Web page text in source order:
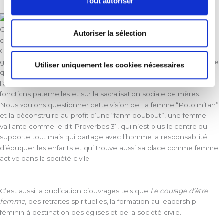
Autoriser la sélection
Utiliser uniquement les cookies nécessaires
C’est l’occasion de mener ensemble la réflexion sur la
contribution spécifique des femmes pour cette autre
Guadeloupe que nous souhaitons tous. La société
guadeloupéenne est une société matrifocale issue de l’esclavage
qui a façonné la structure familiale. La matrifocalité repose sur
l’absence et/ou la disqualification sociale des hommes dans les
fonctions paternelles et sur la sacralisation sociale de mères.
Nous voulons questionner cette vision de la femme “Poto mitan”
et la déconstruire au profit d’une “fanm doubout”, une femme
vaillante comme le dit Proverbes 31, qui n’est plus le centre qui
supporte tout mais qui partage avec l’homme la responsabilité
d’éduquer les enfants et qui trouve aussi sa place comme femme
active dans la société civile.
C’est aussi la publication d’ouvrages tels que Le courage d’être
femme, des retraites spirituelles, la formation au leadership
féminin à destination des églises et de la société civile.